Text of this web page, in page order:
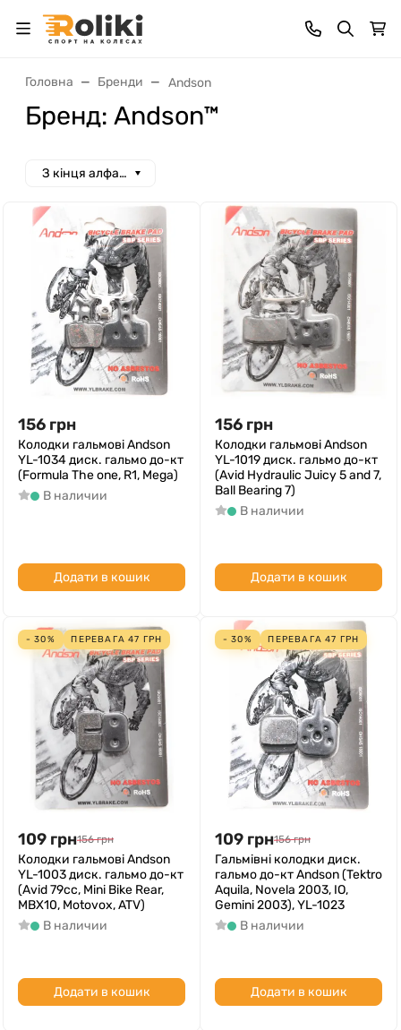
Головна Бренди Andson
Бренд: Andson™
З кінця алфавіту
156 грн
Колодки гальмові Andson
YL-1034 диск. гальмо до-кт
(Formula The one, R1, Mega)
В наличии
Додати в кошик
156 грн
Колодки гальмові Andson
YL-1019 диск. гальмо до-кт
(Avid Hydraulic Juicy 5 and 7,
Ball Bearing 7)
В наличии
Додати в кошик
- 30% ПЕРЕВАГА47 ГРН
109 грн156 грн
Колодки гальмові Andson
YL-1003 диск. гальмо до-кт
(Avid 79cc, Mini Bike Rear,
MBX10, Motovox, ATV)
В наличии
Додати в кошик
- 30% ПЕРЕВАГА47 ГРН
109 грн156 грн
Гальмівні колодки диск.
гальмо до-кт Andson (Tektro
Aquila, Novela 2003, IO,
Gemini 2003), YL-1023
В наличии
Додати в кошик